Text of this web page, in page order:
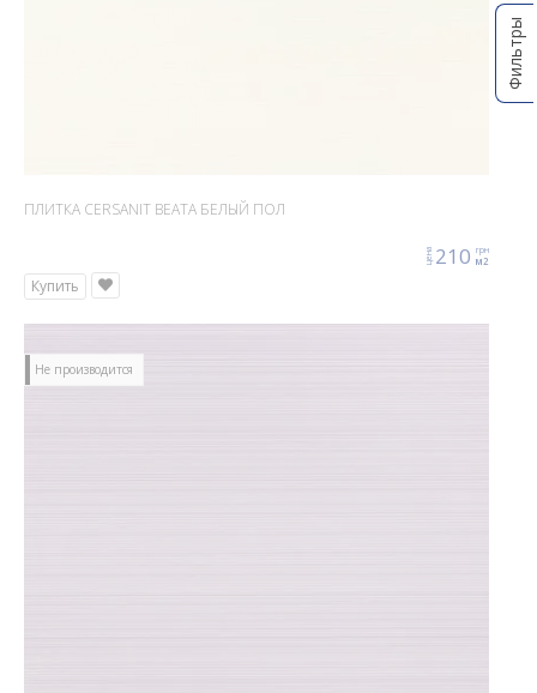
Фильтры
ПЛИТКА CERSANIT BEATA БЕЛЫЙ ПОЛ
цена 210 грн
м2
Купить
Не производится